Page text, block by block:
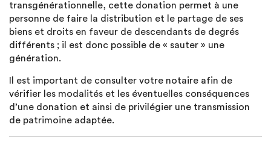
transgénérationnelle, cette donation permet à une
personne de faire la distribution et le partage de ses
biens et droits en faveur de descendants de degrés
différents ; il est donc possible de « sauter » une
génération.
Il est important de consulter votre notaire afin de
vérifier les modalités et les éventuelles conséquences
d’une donation et ainsi de privilégier une transmission
de patrimoine adaptée.